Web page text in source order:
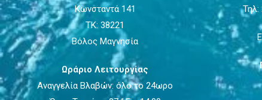
Κωνσταντά 141
ΤΚ: 38221
Βόλος Μαγνησία
Ωράριο Λειτουργίας
Αναγγελία Βλαβών: όλο το 24ωρο
Τηλ: